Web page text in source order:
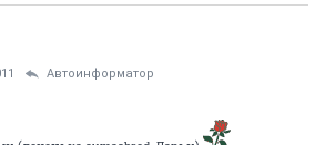
Автоинформатор